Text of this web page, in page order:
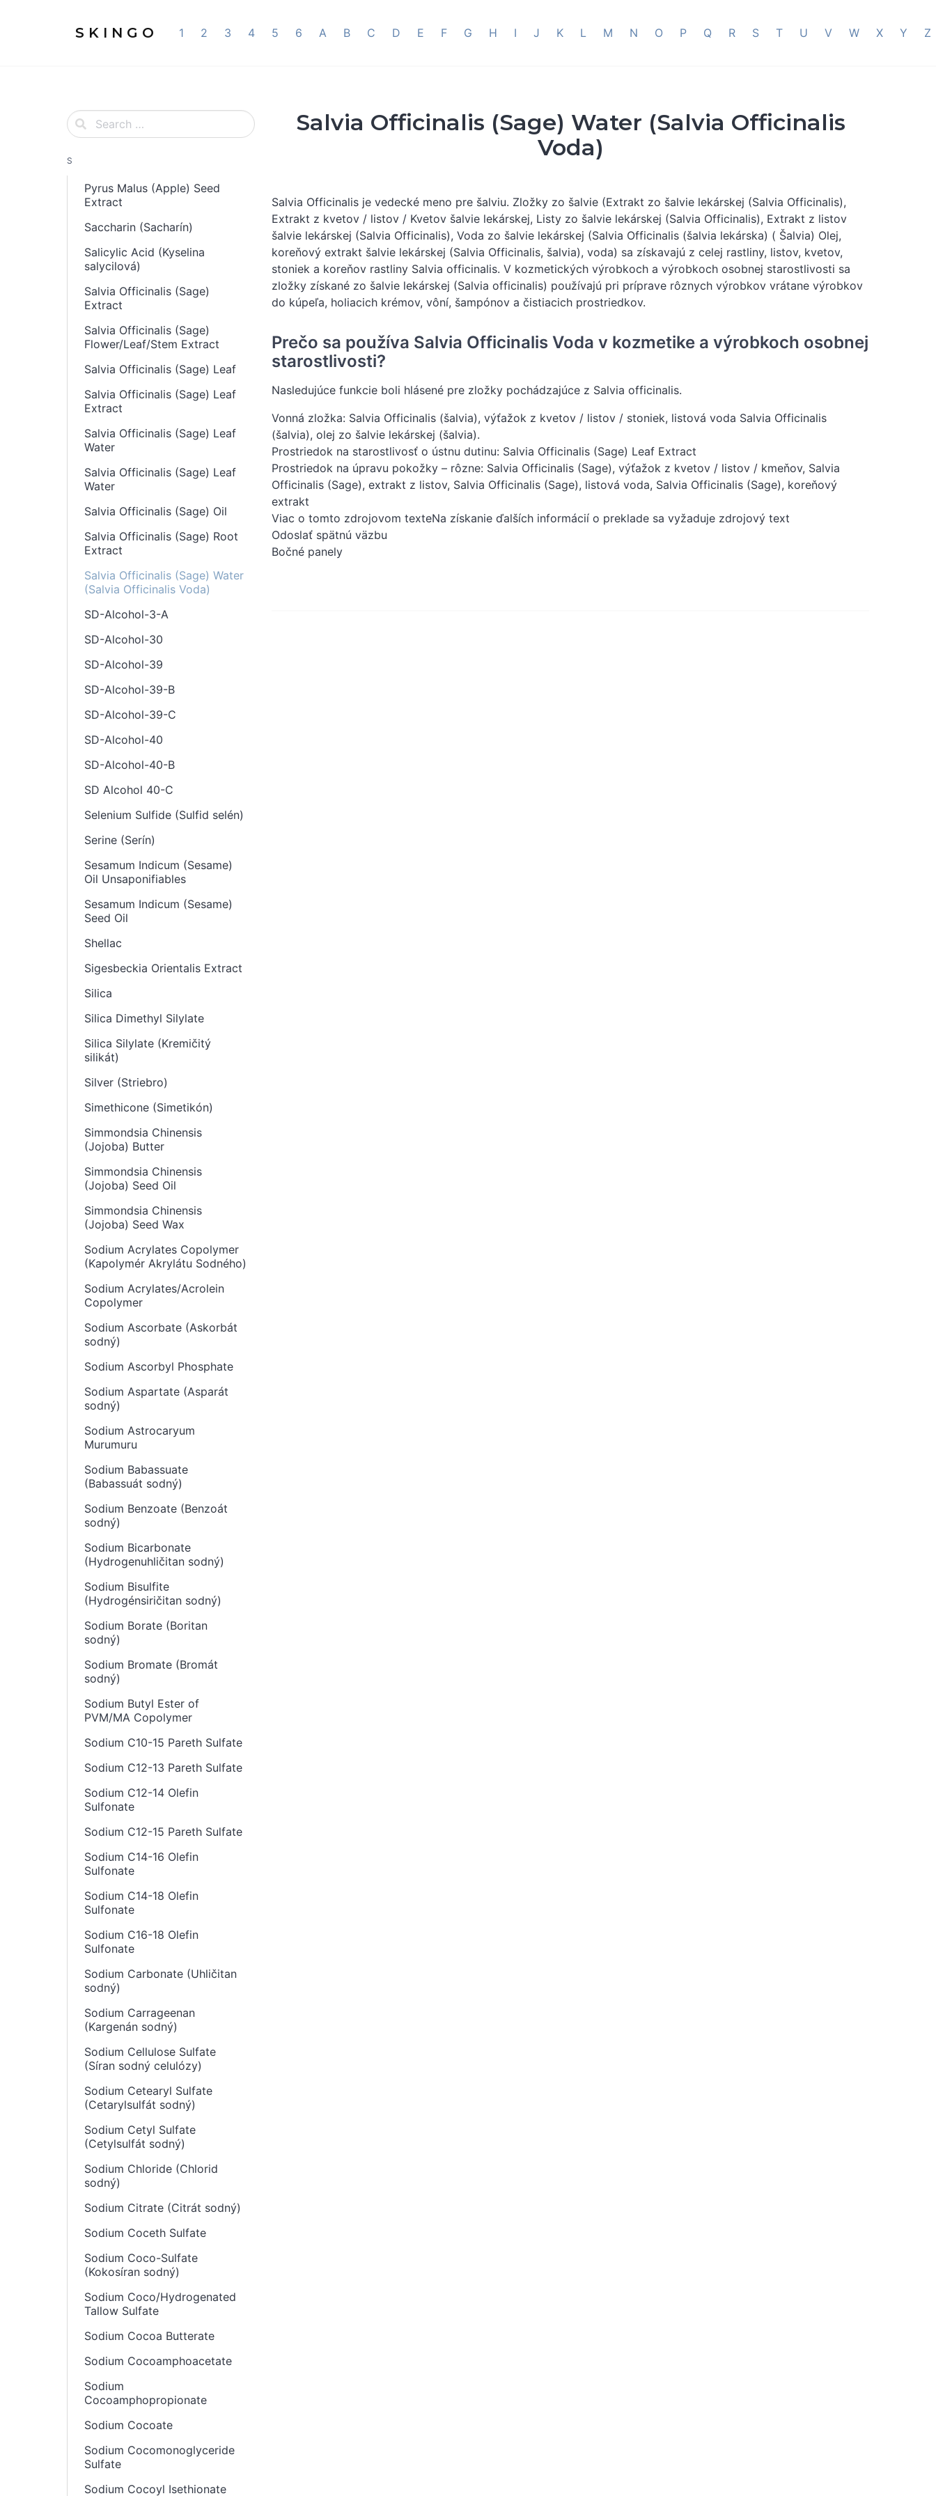
S K I N G O 1 2 3 4 5 6 A B C D E F G H I J K L M N O P Q R S T U V W X Y Z
S
Pyrus Malus (Apple) Seed
Extract
Saccharin (Sacharín)
Salicylic Acid (Kyselina
salycilová)
Salvia Officinalis (Sage)
Extract
Salvia Officinalis (Sage)
Flower/Leaf/Stem Extract
Salvia Officinalis (Sage) Leaf
Salvia Officinalis (Sage) Leaf
Extract
Salvia Officinalis (Sage) Leaf
Water
Salvia Officinalis (Sage) Leaf
Water
Salvia Officinalis (Sage) Oil
Salvia Officinalis (Sage) Root
Extract
Salvia Officinalis (Sage) Water
(Salvia Officinalis Voda)
SD-Alcohol-3-A
SD-Alcohol-30
SD-Alcohol-39
SD-Alcohol-39-B
SD-Alcohol-39-C
SD-Alcohol-40
SD-Alcohol-40-B
SD Alcohol 40-C
Selenium Sulfide (Sulfid selén)
Serine (Serín)
Sesamum Indicum (Sesame)
Oil Unsaponifiables
Sesamum Indicum (Sesame)
Seed Oil
Shellac
Sigesbeckia Orientalis Extract
Silica
Silica Dimethyl Silylate
Silica Silylate (Kremičitý
silikát)
Silver (Striebro)
Simethicone (Simetikón)
Simmondsia Chinensis
(Jojoba) Butter
Simmondsia Chinensis
(Jojoba) Seed Oil
Simmondsia Chinensis
(Jojoba) Seed Wax
Sodium Acrylates Copolymer
(Kapolymér Akrylátu Sodného)
Sodium Acrylates/Acrolein
Copolymer
Sodium Ascorbate (Askorbát
sodný)
Sodium Ascorbyl Phosphate
Sodium Aspartate (Asparát
sodný)
Sodium Astrocaryum
Murumuru
Sodium Babassuate
(Babassuát sodný)
Sodium Benzoate (Benzoát
sodný)
Sodium Bicarbonate
(Hydrogenuhličitan sodný)
Sodium Bisulfite
(Hydrogénsiričitan sodný)
Sodium Borate (Boritan
sodný)
Sodium Bromate (Bromát
sodný)
Sodium Butyl Ester of
PVM/MA Copolymer
Sodium C10-15 Pareth Sulfate
Sodium C12-13 Pareth Sulfate
Sodium C12-14 Olefin
Sulfonate
Sodium C12-15 Pareth Sulfate
Sodium C14-16 Olefin
Sulfonate
Sodium C14-18 Olefin
Sulfonate
Sodium C16-18 Olefin
Sulfonate
Sodium Carbonate (Uhličitan
sodný)
Sodium Carrageenan
(Kargenán sodný)
Sodium Cellulose Sulfate
(Síran sodný celulózy)
Sodium Cetearyl Sulfate
(Cetarylsulfát sodný)
Sodium Cetyl Sulfate
(Cetylsulfát sodný)
Sodium Chloride (Chlorid
sodný)
Sodium Citrate (Citrát sodný)
Sodium Coceth Sulfate
Sodium Coco-Sulfate
(Kokosíran sodný)
Sodium Coco/Hydrogenated
Tallow Sulfate
Sodium Cocoa Butterate
Sodium Cocoamphoacetate
Sodium
Cocoamphopropionate
Sodium Cocoate
Sodium Cocomonoglyceride
Sulfate
Sodium Cocoyl Isethionate
Salvia Officinalis (Sage) Water (Salvia Officinalis
Voda)
Salvia Officinalis je vedecké meno pre šalviu. Zložky zo šalvie (Extrakt zo šalvie lekárskej (Salvia Officinalis),
Extrakt z kvetov / listov / Kvetov šalvie lekárskej, Listy zo šalvie lekárskej (Salvia Officinalis), Extrakt z listov
šalvie lekárskej (Salvia Officinalis), Voda zo šalvie lekárskej (Salvia Officinalis (šalvia lekárska) ( Šalvia) Olej,
koreňový extrakt šalvie lekárskej (Salvia Officinalis, šalvia), voda) sa získavajú z celej rastliny, listov, kvetov,
stoniek a koreňov rastliny Salvia officinalis. V kozmetických výrobkoch a výrobkoch osobnej starostlivosti sa
zložky získané zo šalvie lekárskej (Salvia officinalis) používajú pri príprave rôznych výrobkov vrátane výrobkov
do kúpeľa, holiacich krémov, vôní, šampónov a čistiacich prostriedkov.
Prečo sa používa Salvia Officinalis Voda v kozmetike a výrobkoch osobnej
starostlivosti?
Nasledujúce funkcie boli hlásené pre zložky pochádzajúce z Salvia officinalis.
Vonná zložka: Salvia Officinalis (šalvia), výťažok z kvetov / listov / stoniek, listová voda Salvia Officinalis
(šalvia), olej zo šalvie lekárskej (šalvia).
Prostriedok na starostlivosť o ústnu dutinu: Salvia Officinalis (Sage) Leaf Extract
Prostriedok na úpravu pokožky – rôzne: Salvia Officinalis (Sage), výťažok z kvetov / listov / kmeňov, Salvia
Officinalis (Sage), extrakt z listov, Salvia Officinalis (Sage), listová voda, Salvia Officinalis (Sage), koreňový
extrakt
Viac o tomto zdrojovom texteNa získanie ďalších informácií o preklade sa vyžaduje zdrojový text
Odoslať spätnú väzbu
Bočné panely